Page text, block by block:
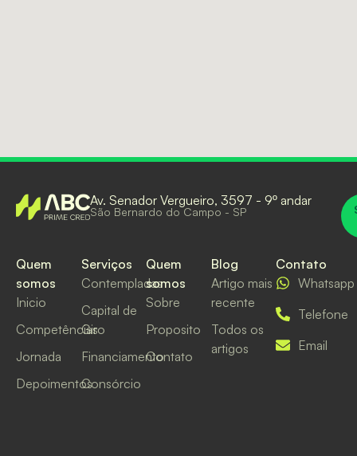
Av. Senador Vergueiro, 3597 - 9º andar
São Bernardo do Campo - SP
Quem
somos
Inicio
Competências
Jornada
Depoimentos
Serviços
Contempladas
Capital de
Giro
Financiamento
Consórcio
Quem
somos
Sobre
Proposito
Contato
Blog
Artigo mais
recente
Todos os
artigos
Contato
Whatsapp
Telefone
Email